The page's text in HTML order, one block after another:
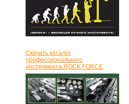
Скачать каталог
профессионального
инструмента ROCK FORCE